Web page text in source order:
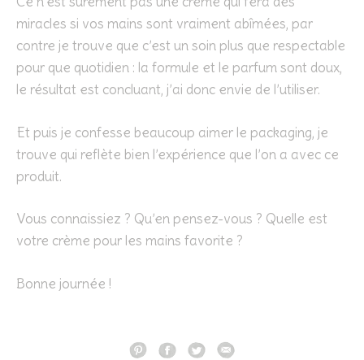
miracles si vos mains sont vraiment abîmées, par
contre je trouve que c’est un soin plus que respectable
pour que quotidien : la formule et le parfum sont doux,
le résultat est concluant, j’ai donc envie de l’utiliser.
Et puis je confesse beaucoup aimer le packaging, je
trouve qui reflète bien l’expérience que l’on a avec ce
produit.
Vous connaissiez ? Qu’en pensez-vous ? Quelle est
votre crème pour les mains favorite ?
Bonne journée !